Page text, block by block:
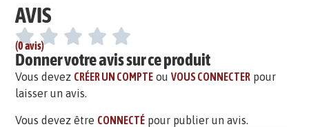
AVIS
(0 avis)
Donner votre avis sur ce produit
Vous devez CRÉER UN COMPTE ouVOUS CONNECTER pour
laisser un avis.
Vous devez être CONNECTÉ pour publier un avis.